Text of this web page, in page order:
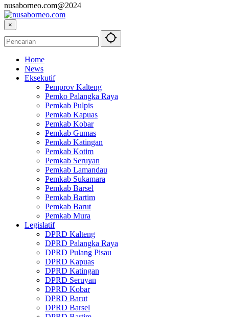
nusaborneo.com@2024
×
Home
News
Eksekutif
Pemprov Kalteng
Pemko Palangka Raya
Pemkab Pulpis
Pemkab Kapuas
Pemkab Kobar
Pemkab Gumas
Pemkab Katingan
Pemkab Kotim
Pemkab Seruyan
Pemkab Lamandau
Pemkab Sukamara
Pemkab Barsel
Pemkab Bartim
Pemkab Barut
Pemkab Mura
Legislatif
DPRD Kalteng
DPRD Palangka Raya
DPRD Pulang Pisau
DPRD Kapuas
DPRD Katingan
DPRD Seruyan
DPRD Kobar
DPRD Barut
DPRD Barsel